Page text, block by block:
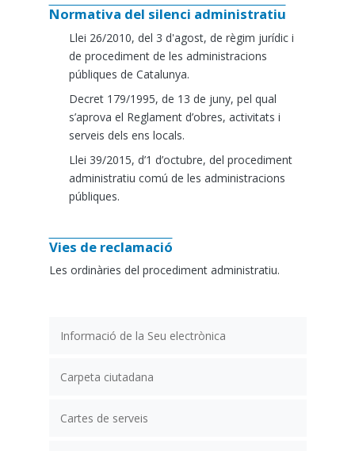
Informació de la Seu electrònica
Carpeta ciutadana
Cartes de serveis
Normativa del silenci administratiu
Llei 26/2010, del 3 d'agost, de règim jurídic i
de procediment de les administracions
públiques de Catalunya.
Decret 179/1995, de 13 de juny, pel qual
s’aprova el Reglament d’obres, activitats i
serveis dels ens locals.
Llei 39/2015, d’1 d’octubre, del procediment
administratiu comú de les administracions
públiques.
Vies de reclamació
Les ordinàries del procediment administratiu.